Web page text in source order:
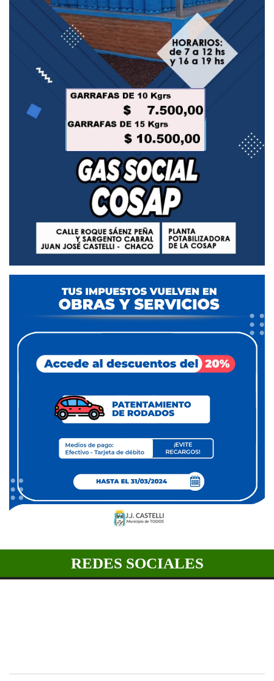
REDES SOCIALES